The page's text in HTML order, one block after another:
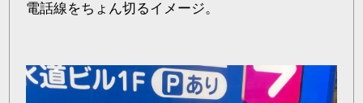
電話線をちょん切るイメージ。